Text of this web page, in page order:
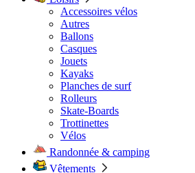
Accessoires vélos
Autres
Ballons
Casques
Jouets
Kayaks
Planches de surf
Rolleurs
Skate-Boards
Trottinettes
Vélos
Randonnée & camping
Vêtements